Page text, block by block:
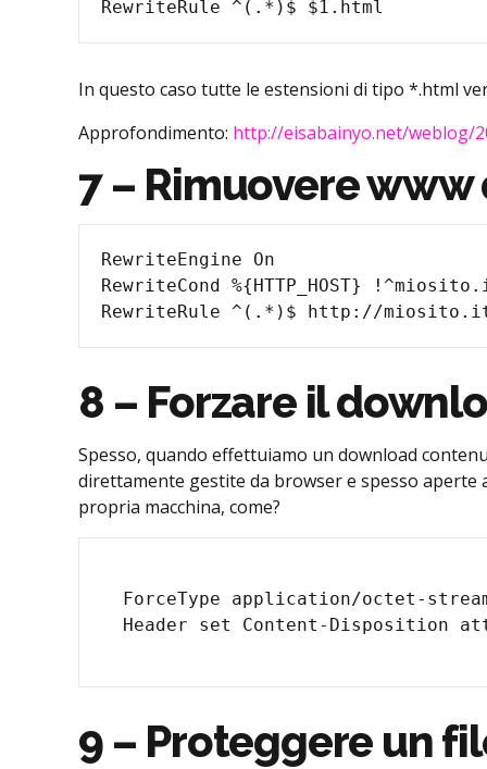
In questo caso tutte le estensioni di tipo *.html
Approfondimento: http://eisabainyo.net/weblog/
7 – Rimuovere www
RewriteEngine On
RewriteCond %{HTTP_HOST}
8 – Forzare il
Spesso, quando effettuiamo un download
direttamente gestite da browser e spesso aperte
propria macchina, come?
9 – Proteggere un